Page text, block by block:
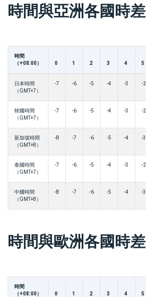
時間與亞洲各國時差
時間
（+08:00）
0 1 2 3 4 5
日本時間
（GMT+7）
-7 -6 -5 -4 -3 -2
韓國時間
（GMT+7）
-7 -6 -5 -4 -3 -2
新加坡時間
（GMT+8）
-8 -7 -6 -5 -4 -3
泰國時間
（GMT+7）
-7 -6 -5 -4 -3 -2
中國時間
（GMT+8）
-8 -7 -6 -5 -4 -3
時間與歐洲各國時差
時間
（+08:00）
0 1 2 3 4 5